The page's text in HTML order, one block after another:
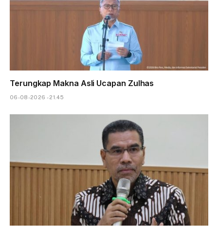
Terungkap Makna Asli Ucapan Zulhas
06-08-2026 - 21.45